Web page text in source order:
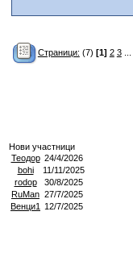
Страници: (7) [1] 2 3...
Нови участници
Теодор 24/4/2026
bohi
11/11/2025
rodop
30/8/2025
RuMan 27/7/2025
Венци1
12/7/2025